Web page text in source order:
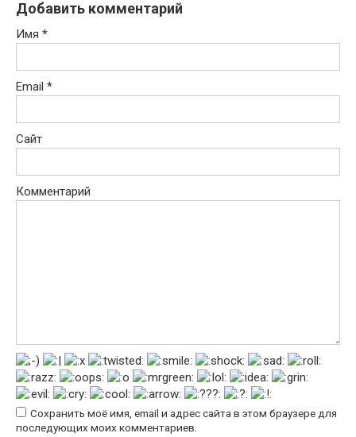
Добавить комментарий
Имя *
Email *
Сайт
Комментарий
Сохранить моё имя, email и адрес сайта в этом браузере для
последующих моих комментариев.